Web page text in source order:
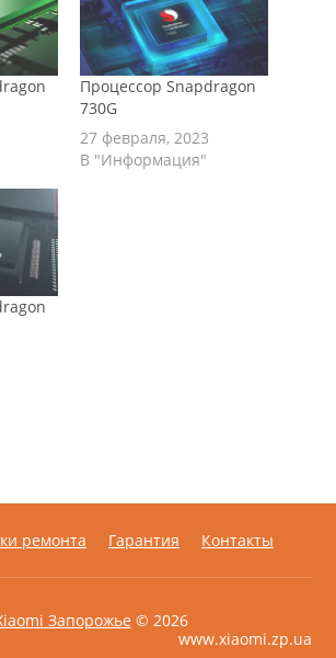
Процессор Snapdragon
730G
27 февраля, 2023
В "Информация"
ремонта Гарантия Контакты
Запорожье © 2026
www.xiaomi.zp.ua